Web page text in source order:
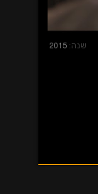
שנה: 2015